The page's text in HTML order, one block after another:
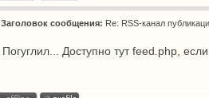
Заголовок сообщения: Re: RSS-канал
Погуглил... Доступно тутfeed.php ,